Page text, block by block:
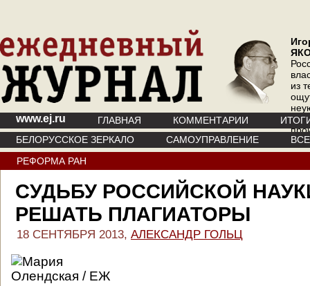
из
где
www.ej.ru ГЛАВНАЯ КОММЕНТАРИИ
БЕЛОРУССКОЕ ЗЕРКАЛО
САМОУПРАВЛЕНИЕ
РЕФОРМА РАН
СУДЬБУ РОССИЙСКОЙ
РЕШАТЬ ПЛАГИАТОРЫ
18 СЕНТЯБРЯ 2013, АЛЕКСАНДР ГОЛЬЦ